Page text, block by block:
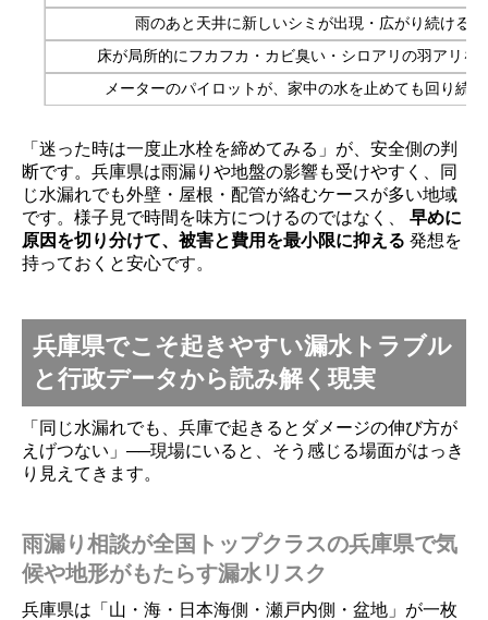
雨のあと天井に新しいシミが出現・広がり続ける
床が局所的にフカフカ・カビ臭い・シロアリの羽アリを
メーターのパイロットが、家中の水を止めても回り続
「迷った時は一度止水栓を締めてみる」が、安全側の判
断です。兵庫県は雨漏りや地盤の影響も受けやすく、同
じ水漏れでも外壁・屋根・配管が絡むケースが多い地域
です。様子見で時間を味方につけるのではなく、 早めに
原因を切り分けて、被害と費用を最小限に抑える 発想を
持っておくと安心です。
兵庫県でこそ起きやすい漏水トラブル
と行政データから読み解く現実
「同じ水漏れでも、兵庫で起きるとダメージの伸び方が
えげつない」──現場にいると、そう感じる場面がはっき
り見えてきます。
雨漏り相談が全国トップクラスの兵庫県で気
候や地形がもたらす漏水リスク
兵庫県は「山・海・日本海側・瀬戸内側・盆地」が一枚